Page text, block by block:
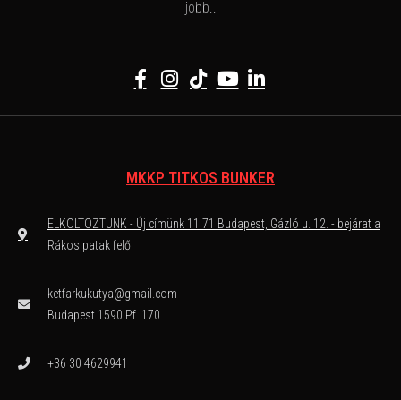
jobb..
MKKP TITKOS BUNKER
ELKÖLTÖZTÜNK - Új címünk 11 71 Budapest, Gázló u. 12. - bejárat a
Rákos patak felől
ketfarkukutya@gmail.com
Budapest 1590 Pf. 170
+36 30 4629941